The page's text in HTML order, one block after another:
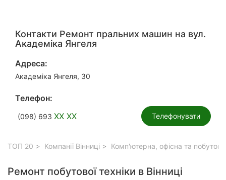
Контакти Ремонт пральних машин на вул.
Академіка Янгеля
Адреса:
Академіка Янгеля, 30
Телефон:
(098) 693 XX XX Телефонувати
ТОП 20 Компанії Вінниці Комп'ютерна, офісна та побутова
Ремонт побутової техніки в Вінниці